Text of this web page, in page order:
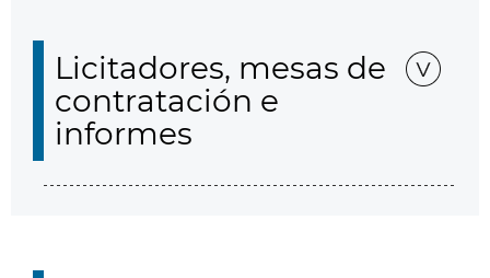
Licitadores, mesas de
contratación e
informes